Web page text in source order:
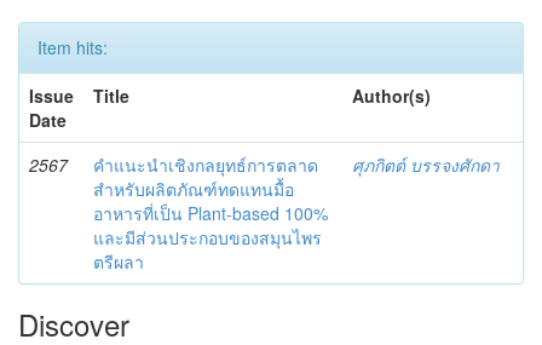
Item hits:
Issue
Date
Title Author(s)
2567
คำแนะนำเชิงกลยุทธ์การตลาด
สำหรับผลิตภัณฑ์ทดแทนมื้อ
อาหารที่เป็น Plant-based 100%
และมีส่วนประกอบของสมุนไพร
ตรีผลา
ศุภกิตต์ บรรจงศักดา
Discover